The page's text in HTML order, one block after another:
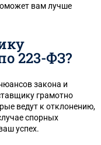
вам лучше
223-ФЗ?
закона и
грамотно
ведут к отклонению,
спорных
успех.